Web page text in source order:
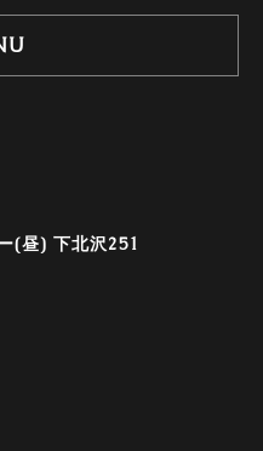
(昼) 下北沢251